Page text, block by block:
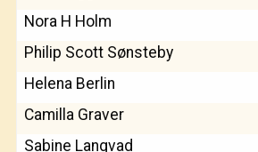
Nora H Holm
Philip Scott Sønsteby
Helena Berlin
Camilla Graver
Sabine Langvad